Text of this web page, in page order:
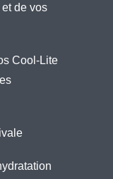
et de vos
Cool-Lite